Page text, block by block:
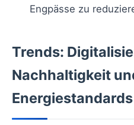
Engpässe zu
Trends:
Nachhaltigkeit
Energiestandards